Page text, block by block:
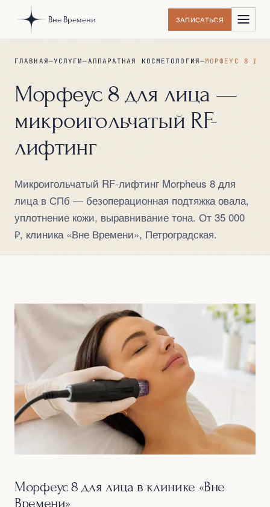
Вне Времени ЗАПИСАТЬСЯ
ГЛАВНАЯ—УСЛУГИ—АППАРАТНАЯ КОСМЕТОЛОГИЯ—МОРФЕУС 8
Морфеус 8 для лица —
микроигольчатый RF-
лифтинг
Микроигольчатый RF-лифтинг Morpheus 8 для
лица в СПб — безоперационная подтяжка овала,
уплотнение кожи, выравнивание тона. От 35 000
₽, клиника «Вне Времени», Петроградская.
Морфеус 8 для лица в клинике «Вне
Времени»